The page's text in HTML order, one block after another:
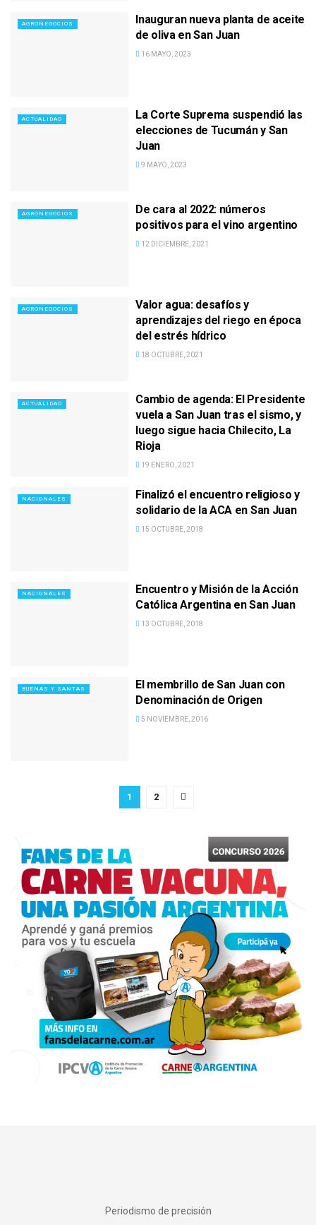
AGRONEGOCIOS
Inauguran nueva planta de aceite
de oliva en San Juan
16 MAYO, 2023
ACTUALIDAD
La Corte Suprema suspendió las
elecciones de Tucumán y San
Juan
9 MAYO, 2023
AGRONEGOCIOS
De cara al 2022: números
positivos para el vino argentino
12 DICIEMBRE, 2021
AGRONEGOCIOS
Valor agua: desafíos y
aprendizajes del riego en época
del estrés hídrico
18 OCTUBRE, 2021
ACTUALIDAD
Cambio de agenda: El Presidente
vuela a San Juan tras el sismo, y
luego sigue hacia Chilecito, La
Rioja
19 ENERO, 2021
NACIONALES
Finalizó el encuentro religioso y
solidario de la ACA en San Juan
15 OCTUBRE, 2018
NACIONALES
Encuentro y Misión de la Acción
Católica Argentina en San Juan
13 OCTUBRE, 2018
BUENAS Y SANTAS
El membrillo de San Juan con
Denominación de Origen
5 NOVIEMBRE, 2016
1 2
Periodismo de precisión